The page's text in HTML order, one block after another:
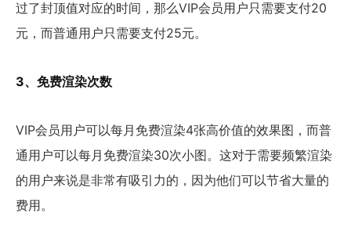
过了封顶值对应的时间，那么VIP会员用户只需要支付20
元，而普通用户只需要支付25元。
3、免费渲染次数
VIP会员用户可以每月免费渲染4张高价值的效果图，而普
通用户可以每月免费渲染30次小图。这对于需要频繁渲染
的用户来说是非常有吸引力的，因为他们可以节省大量的
费用。